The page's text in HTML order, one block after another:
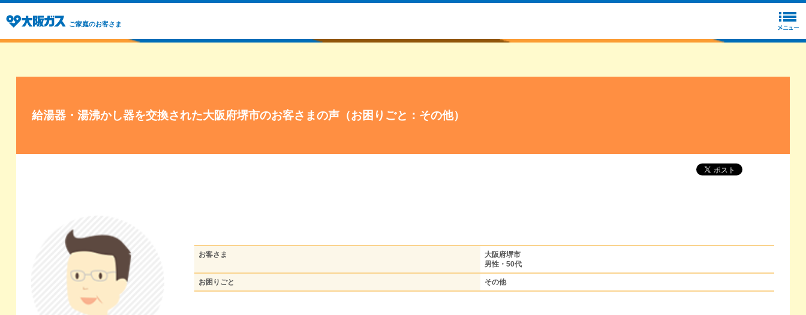
ご家庭のお客さま
給湯器・湯沸かし器を交換された大阪府堺市のお客さまの声（お困りごと：その他）
お客さま
大阪府堺市
男性・50代
お困りごと その他